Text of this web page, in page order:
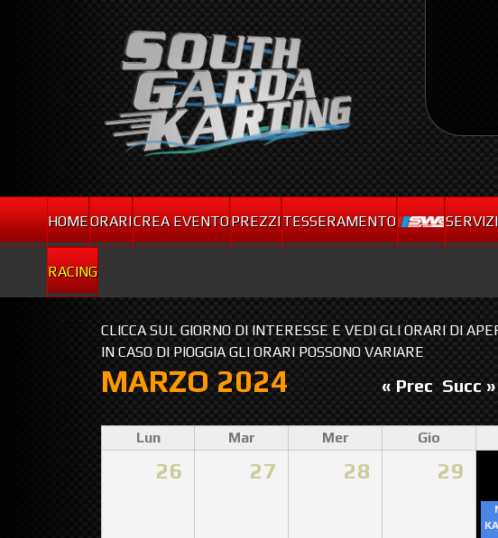
HOMEORARICREA EVENTOPREZZITESSERAMENTO . SERVIZI
RACING
CLICCA SUL GIORNO DI INTERESSE E VEDI GLI ORARI DI
IN CASO DI PIOGGIA GLI ORARI POSSONO VARIARE
MARZO 2024 « Prec Succ »
Lun Mar Mer Gio
26 27 28 29